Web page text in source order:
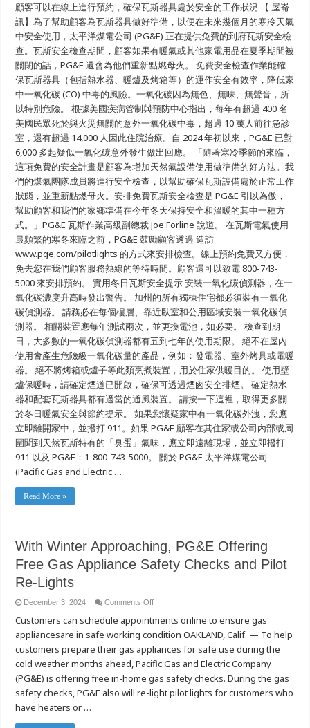
럿
조
명
재
점
등
서
비
스
제
공
著
冬
天
腳
步
接
近，
PG&E
提
供
免
費
瓦
斯
器
安
全
檢
查
和
母
火
重
新
點
燃
顧客可以在線上進行預約，確保瓦斯器具處於安全的工作狀況 【 屋崙
訊】為了幫助顧客為瓦斯器具做好準備，以便在未來幾個月的寒冷天氣
中安全使用，太平洋煤電公司 (PG&E) 正在提供免費的到府瓦斯安全檢
查。瓦斯安全檢查期間，顧客如果有暖氣或其他家電用品在夏季期間被
關閉的話，PG&E 還會為他們重新點燃母火。 免費安全檢查作業能確
保瓦斯器具（包括熱水器、暖爐及烤箱等）的運作安全有效率，降低家
中一氧化碳 (CO) 中毒的風險。一氧化碳因為無色、無味、無聲音，所
以特別危險。 根據美國疾病管制與預防中心指出，每年有超過 400 名
美國民眾死於與火災無關的意外一氧化碳中毒，超過 10 萬人前往急診
室，還有超過 14,000 人因此住院治療。自 2024 年初以來，PG&E 已對
6,000 多起疑似一氧化碳意外發生做出回應。 「隨著寒冷季節的來臨，
這項免費的安全計畫是顧客為增加天然氣設備使用做準備的好方法。我
們的煤氣團隊成員將進行安全檢查，以幫助確保瓦斯設備處於正常工作
狀態，並重新點燃母火。安排免費瓦斯安全檢查是 PG&E 引以為傲，
幫助顧客和我們的家鄉準備在今年冬天保持安全和溫暖的其中一種方
式。」PG&E 瓦斯作業高級副總裁 Joe Forline 說道。 在瓦斯電氣使用
最頻繁的寒冬來臨之前，PG&E 鼓勵顧客透過 造訪
www.pge.com/pilotlights 的方式來安排檢查。線上預約免費又方便，
免去您在我們顧客服務熱線的等待時間。顧客還可以致電 800-743-
5000 來安排預約。 實用冬日瓦斯安全提示 安裝一氧化碳偵測器，在一
氧化碳濃度升高時發出警告。 加州的所有獨棟住宅都必須裝有一氧化
碳偵測器。 請務必在每個樓層、靠近臥室和公用區域安裝一氧化碳偵
測器。 相關裝置應每年測試兩次，並更換電池，如必要。 檢查到期
日，大多數的一氧化碳偵測器都有五到七年的使用期限。 絕不在屋內
使用會產生危險級一氧化碳量的產品，例如：發電器、室外烤具或電暖
器。 絕不將烤箱或爐子等此類烹煮裝置，用於住家供暖目的。 使用壁
爐保暖時，請確定煙道已開啟，確保可透過煙囪安全排煙。 確定熱水
器和配套瓦斯器具都有適當的通風裝置。 請按一下這裡，取得更多關
於冬日暖氣安全與節約提示。 如果您懷疑家中有一氧化碳外洩，您應
立即離開家中，並撥打 911。如果 PG&E 顧客在其住家或公司內部或周
圍聞到天然瓦斯特有的「臭蛋」氣味，應立即遠離現場，並立即撥打
911 以及 PG&E：1-800-743-5000。 關於 PG&E 太平洋煤電公司
(Pacific Gas and Electric …
Read More »
With Winter Approaching, PG&E Offering
Free Gas Appliance Safety Checks and Pilot
Re-Lights
December 3, 2024 Comments Offon
Winter
Approaching,
PG&E
Free
Gas
Appliance
Safety
Checks
and
Pilot
Customers can schedule appointments online to ensure gas
appliancesare in safe working condition OAKLAND, Calif. — To help
customers prepare their gas appliances for safe use during the
cold weather months ahead, Pacific Gas and Electric Company
(PG&E) is offering free in-home gas safety checks. During the gas
safety checks, PG&E also will re-light pilot lights for customers who
have heaters or …